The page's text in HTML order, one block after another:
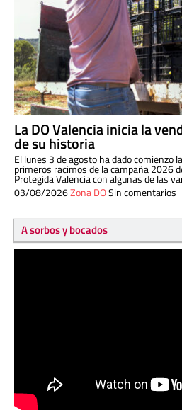
La DO Valencia inicia la
de su historia
El lunes 3 de agosto ha dado comienzo
primeros racimos de la campaña 2026
Protegida Valencia con algunas de las
03/08/2026Zona DOSin comentarios
A sorbos y bocados